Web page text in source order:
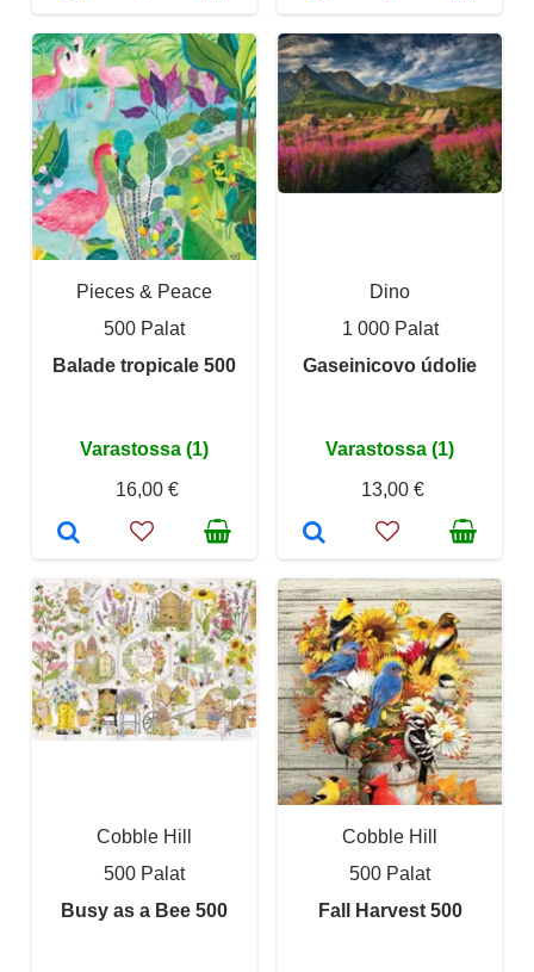
Pieces & Peace
500 Palat
Balade tropicale 500
Varastossa (1)
16,00 €
Dino
1 000 Palat
Gaseinicovo údolie
Varastossa (1)
13,00 €
Cobble Hill
500 Palat
Busy as a Bee 500
Cobble Hill
500 Palat
Fall Harvest 500